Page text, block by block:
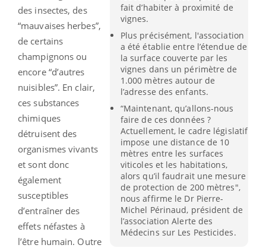
fait d’habiter à proximité de
vignes.
Plus précisément, l'association
a été établie entre l’étendue de
la surface couverte par les
vignes dans un périmètre de
1.000 mètres autour de
l’adresse des enfants.
“Maintenant, qu’allons-nous
faire de ces données ?
Actuellement, le cadre législatif
impose une distance de 10
mètres entre les surfaces
viticoles et les habitations,
alors qu’il faudrait une mesure
de protection de 200 mètres",
nous affirme le Dr Pierre-
Michel Périnaud, président de
l’association Alerte des
Médecins sur Les Pesticides.
des insectes, des
“mauvaises herbes”,
de certains
champignons ou
encore “d’autres
nuisibles”. En clair,
ces substances
chimiques
détruisent des
organismes vivants
et sont donc
également
susceptibles
d’entraîner des
effets néfastes à
l’être humain. Outre